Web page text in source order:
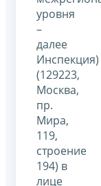
уровня
–
далее
Инспекция)
(129223,
Москва,
пр.
Мира,
119,
строение
194) в
лице